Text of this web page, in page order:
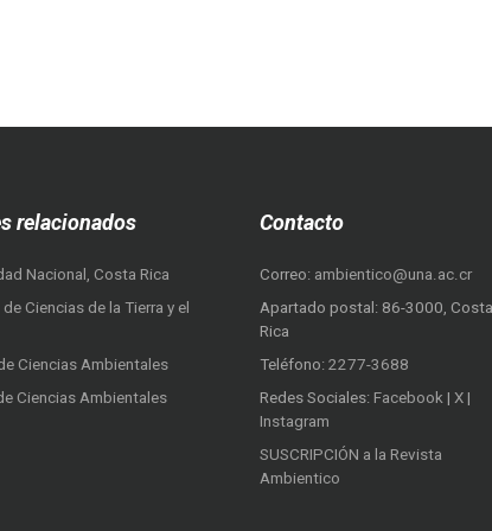
relacionados
Nacional, Costa Rica
Ciencias de la Tierra y el
Ciencias Ambientales
Ciencias Ambientales
Contacto
Correo: ambientico@una.ac.cr
Apartado postal: 86-3000, Costa
Rica
Teléfono: 2277-3688
Redes Sociales: Facebook | X |
Instagram
SUSCRIPCIÓN a la Revista
Ambientico